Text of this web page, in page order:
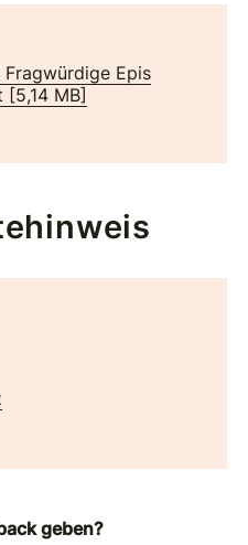
Fragwürdige Epis
[5,14 MB]
geben?